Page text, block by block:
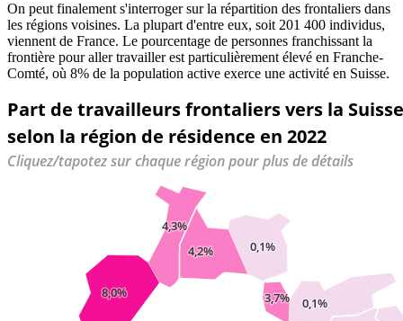
On peut finalement s'interroger sur la répartition des frontaliers dans
les régions voisines. La plupart d'entre eux, soit 201 400 individus,
viennent de France. Le pourcentage de personnes franchissant la
frontière pour aller travailler est particulièrement élevé en Franche-
Comté, où 8% de la population active exerce une activité en Suisse.